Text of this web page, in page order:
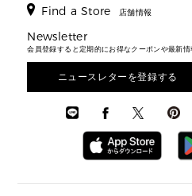
ウェ
アクセサ
アクセサ
メンズ
メンズ 財布
メンズ シ
メンズ ウ
メンズ 時計
▶ メンズ
メンズ財布
メンズアク
メンズウ
トラベ
3 IN 1 / 2 IN
▶ メンズす
▶ メンズ
▶ メンズす
▶ メンズす
▶ バッグ
通勤・通学
3 IN 1 バ
ミニ財布・フラグ
財布・
時計・ジュ
アクセサ
エディター
Find a Store 店舗情報
Newsletter
会員登録すると定期的にお得なクーポンや最新
ニュースレターを登録する